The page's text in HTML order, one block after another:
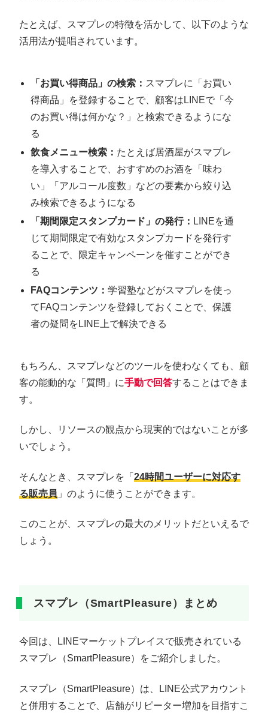
たとえば、スマプレの特徴を活かして、以下のような
活用法が提唱されています。
「お買い得商品」の検索： スマプレに「お買い
得商品」を登録することで、顧客はLINEで「今
のお買い得は何かな？」と検索できるようにな
る
飲食メニュー検索： たとえば居酒屋がスマプレ
を導入することで、おすすめのお酒を「味わ
い」「アルコール度数」などの要素から絞り込
み検索できるようになる
「期間限定スタンプカード」の発行： LINEを通
じて期間限定で有効なスタンプカードを発行す
ることで、限定キャンペーンを催すことができ
る
FAQコンテンツ：学習塾などがスマプレを使っ
てFAQコンテンツを登録しておくことで、保護
者の疑問をLINE上で解決できる
もちろん、スマプレなどのツールを使わなくても、顧
客の能動的な「質問」に手動で回答することはできま
す。
しかし、リソースの観点から現実的ではないことが多
いでしょう。
そんなとき、スマプレを「 24時間ユーザーに対応す
る販売員 」のように使うことができます。
このことが、スマプレの最大のメリットだといえるで
しょう。
スマプレ（SmartPleasure）まとめ
今回は、LINEマーケットプレイスで販売されている
スマプレ（SmartPleasure）をご紹介しました。
スマプレ（SmartPleasure）は、LINE公式アカウント
と併用することで、店舗がリピーター増加を目指すこ